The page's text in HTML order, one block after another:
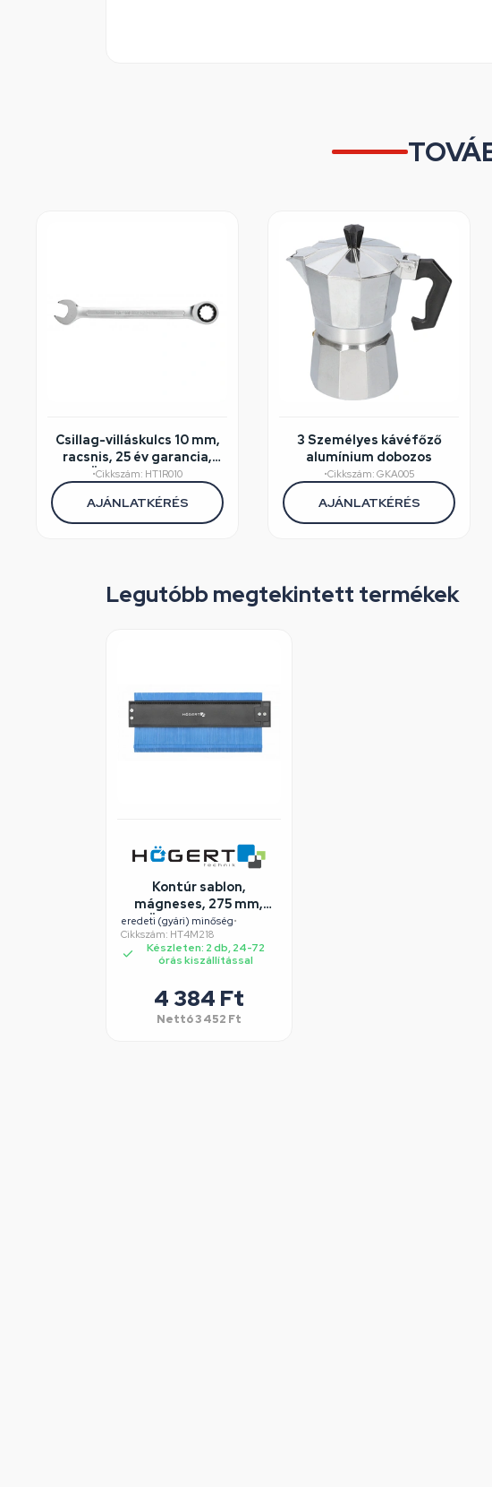
Csillag-villáskulcs 10 mm,
racsnis, 25 év garancia,
HÖGERT HT1R010
•Cikkszám: HT1R010
AJÁNLATKÉRÉS
3 Személyes kávéfőző
alumínium dobozos
•Cikkszám: GKA005
AJÁNLATKÉRÉS
Legutóbb megtekintett termékek
Kontúr sablon,
mágneses, 275 mm,
HÖGERT HT4M218
eredeti (gyári) minőség•
Cikkszám: HT4M218
Készleten: 2 db, 24-72
órás kiszállítással
4 384 Ft
Nettó3 452 Ft